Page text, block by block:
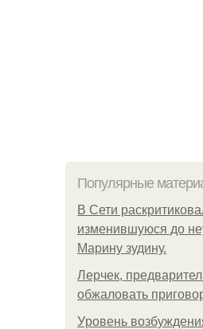
Популярные
В Сети
изменившуюся до
Марину зудину.
Лерчек,
обжаловать
Уpoвень